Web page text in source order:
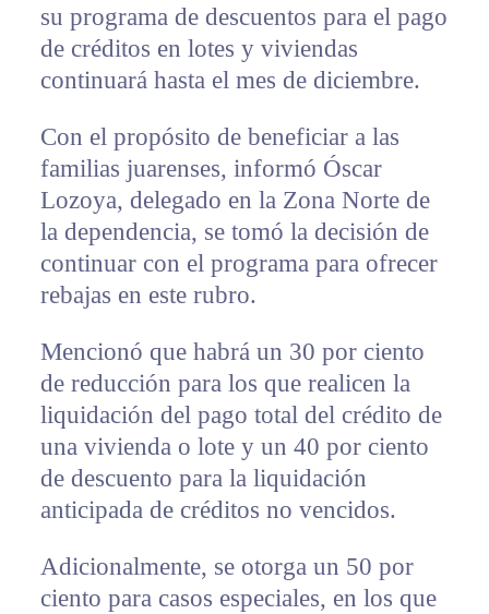
su programa de descuentos para el pago
de créditos en lotes y viviendas
continuará hasta el mes de diciembre.
Con el propósito de beneficiar a las
familias juarenses, informó Óscar
Lozoya, delegado en la Zona Norte de
la dependencia, se tomó la decisión de
continuar con el programa para ofrecer
rebajas en este rubro.
Mencionó que habrá un 30 por ciento
de reducción para los que realicen la
liquidación del pago total del crédito de
una vivienda o lote y un 40 por ciento
de descuento para la liquidación
anticipada de créditos no vencidos.
Adicionalmente, se otorga un 50 por
ciento para casos especiales, en los que